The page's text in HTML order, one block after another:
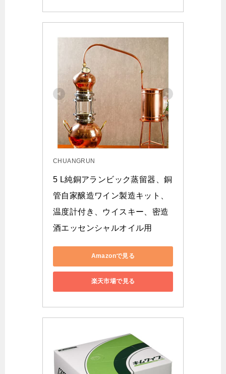
CHUANGRUN
5 L純銅アランビック蒸留器、銅
管自家醸造ワイン製造キット、
温度計付き、ウイスキー、密造
酒エッセンシャルオイル用
Amazonで見る
楽天市場で見る